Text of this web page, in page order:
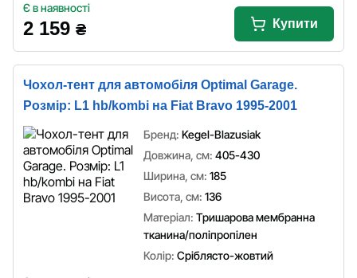
Є в наявності
2 159 ₴ Купити
Чохол-тент для автомобіля Optimal Garage.
Розмір: L1 hb/kombi на Fiat Bravo 1995-2001
Бренд: Kegel-Blazusiak
Довжина, см: 405-430
Ширина, см: 185
Висота, см: 136
Матеріал: Тришарова мембранна
тканина/поліпропілен
Колір: Сріблясто-жовтий